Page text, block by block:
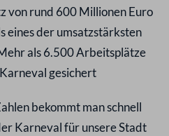
von rund 600 Millionen Euro
eines der umsatzstärksten
als 6.500 Arbeitsplätze
gesichert
bekommt man schnell
Karneval für unsere Stadt